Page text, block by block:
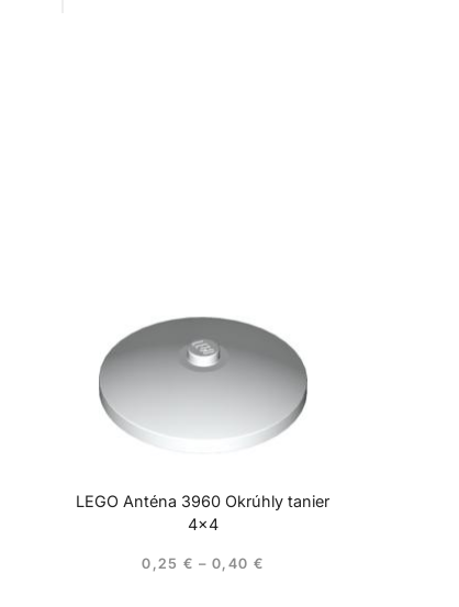
LEGO Anténa 3960 Okrúhly tanier
4×4
0,25 € – 0,40 €